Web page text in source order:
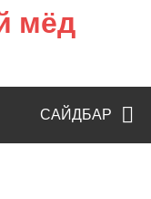
мёд
САЙДБАР